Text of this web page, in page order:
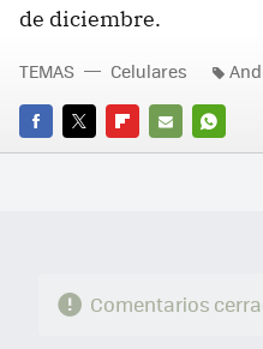
de diciembre.
FACEBOOK
TWITTERFLIPBOARD
E-
TEMAS Celulares
Comentarios